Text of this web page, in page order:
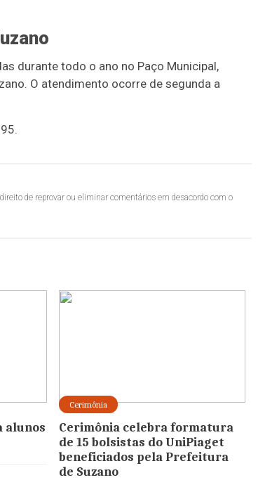
durante todo o ano no Paço Municipal,
O atendimento ocorre de segunda a
de reprovar ou eliminar comentários em desacordo com o
alunos
Cerimônia
Cerimônia celebra formatura
de 15 bolsistas do UniPiaget
beneficiados pela Prefeitura
de Suzano